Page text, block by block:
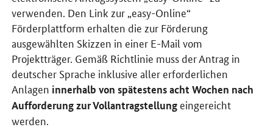
verwenden. Den Link zur „easy-Online“
Förderplattform erhalten die zur Förderung
ausgewählten Skizzen in einer E-Mail vom
Projektträger. Gemäß Richtlinie muss der Antrag in
deutscher Sprache inklusive aller erforderlichen
Anlagen innerhalb von spätestens acht Wochen nach
Aufforderung zur Vollantragstellung eingereicht
werden.